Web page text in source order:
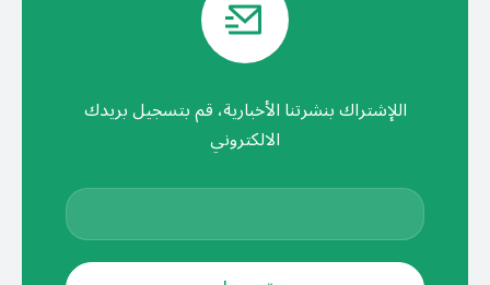
اللإشتراك بنشرتنا الأخبارية، قم بتسجيل بريدك
الالكتروني